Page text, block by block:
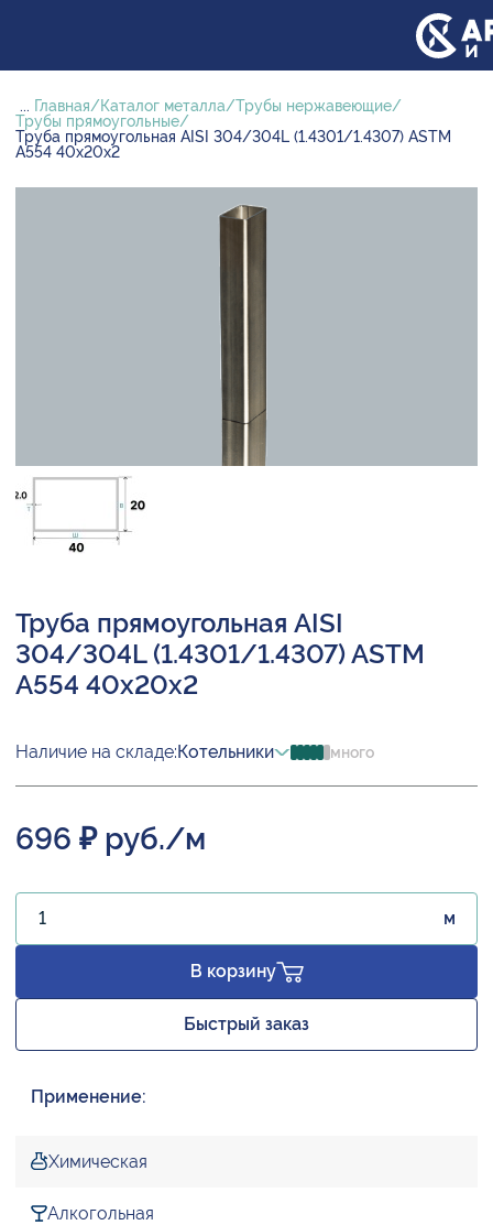
... Главная Каталог металла
Трубы нержавеющие
Трубы прямоугольные
Труба прямоугольная AISI 304/304L (1.4301/1.4307) ASTM
A554 40х20х2
Труба прямоугольная AISI
304/304L (1.4301/1.4307) ASTM
A554 40х20х2
Наличие на складе:Котельники много
696 ₽ руб./м
м
В корзину
Быстрый заказ
Применение:
Химическая
Алкогольная